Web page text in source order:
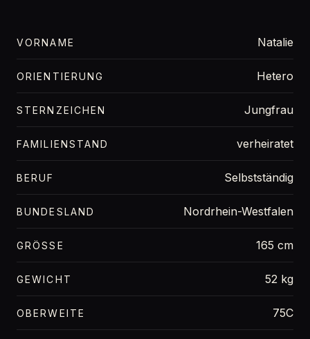
VORNAME Natalie
ORIENTIERUNG Hetero
STERNZEICHEN Jungfrau
FAMILIENSTAND verheiratet
BERUF Selbstständig
BUNDESLAND Nordrhein-Westfalen
GRÖSSE 165 cm
GEWICHT 52 kg
OBERWEITE 75C